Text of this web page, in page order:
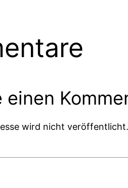
einen
wird nicht veröffentlicht.